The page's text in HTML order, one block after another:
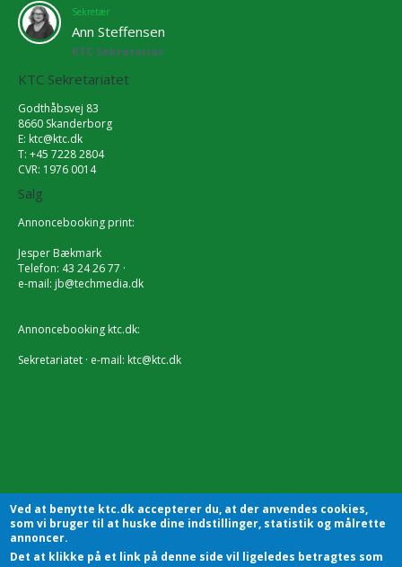
Sekretær
Ann Steffensen
KTC Sekretariat
KTC Sekretariatet
Godthåbsvej 83
8660 Skanderborg
E: ktc@ktc.dk
T: +45 7228 2804
CVR: 1976 0014
Salg
Annoncebooking print:
Jesper Bækmark
Telefon: 43 24 26 77 ·
e-mail: jb@techmedia.dk
Annoncebooking ktc.dk:
Sekretariatet · e-mail: ktc@ktc.dk
Ved at benytte ktc.dk accepterer du, at der anvendes cookies,
som vi bruger til at huske dine indstillinger, statistik og målrette
annoncer.
Det at klikke på et link på denne side vil ligeledes betragtes som